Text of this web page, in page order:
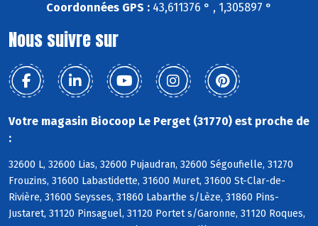
Coordonnées GPS : 43,611376 ° , 1,305897 °
Nous suivre sur
Votre magasin Biocoop Le Perget (31770) est proche de
:
32600 L, 32600 Lias, 32600 Pujaudran, 32600 Ségoufielle, 31270
Frouzins, 31600 Labastidette, 31600 Muret, 31600 St-Clar-de-
Rivière, 31600 Seysses, 31860 Labarthe s/Lèze, 31860 Pins-
Justaret, 31120 Pinsaguel, 31120 Portet s/Garonne, 31120 Roques,